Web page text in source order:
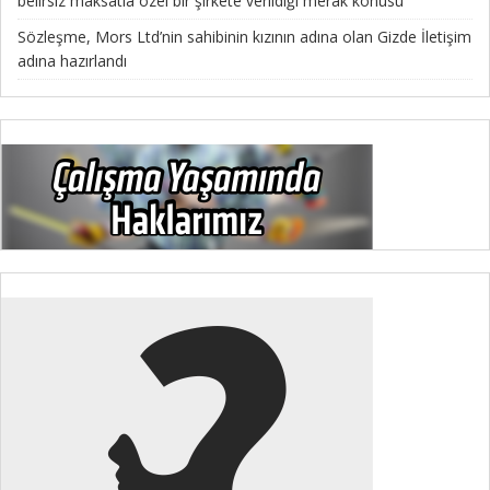
Sözleşme, Mors Ltd’nin sahibinin kızının adına olan Gizde İletişim
adına hazırlandı